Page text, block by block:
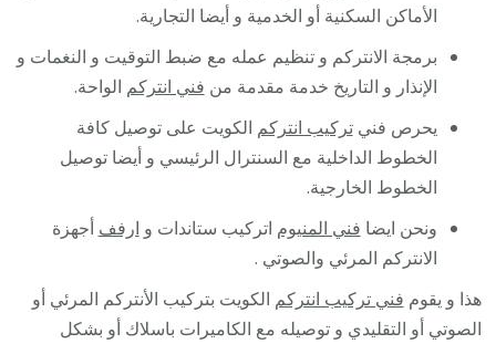
الأماكن السكنية أو الخدمية و أيضا التجارية.
برمجة الانتركم و تنظيم عمله مع ضبط التوقيت و النغمات و
الإنذار و التاريخ خدمة مقدمة من فني انتركم الواحة.
يحرص فنيتركيب انتركم الكويت على توصيل كافة
الخطوط الداخلية مع السنترال الرئيسي و أيضا توصيل
الخطوط الخارجية.
ونحن ايضا فني المنيوم اتركيب ستاندات و ارفف أجهزة
الانتركم المرئي والصوتي .
هذا و يقوم فني تركيب انتركم الكويت بتركيب الأنتركم المرئي أو
الصوتي أو التقليدي و توصيله مع الكاميرات باسلاك أو بشكل